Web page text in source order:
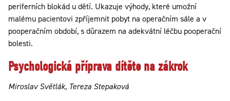
periferních blokád u dětí. Ukazuje výhody, které umožní
malému pacientovi zpříjemnit pobyt na operačním sále a v
pooperačním období, s důrazem na adekvátní léčbu pooperační
bolesti.
Psychologická příprava dítěte na zákrok
Miroslav Světlák, Tereza Stepaková